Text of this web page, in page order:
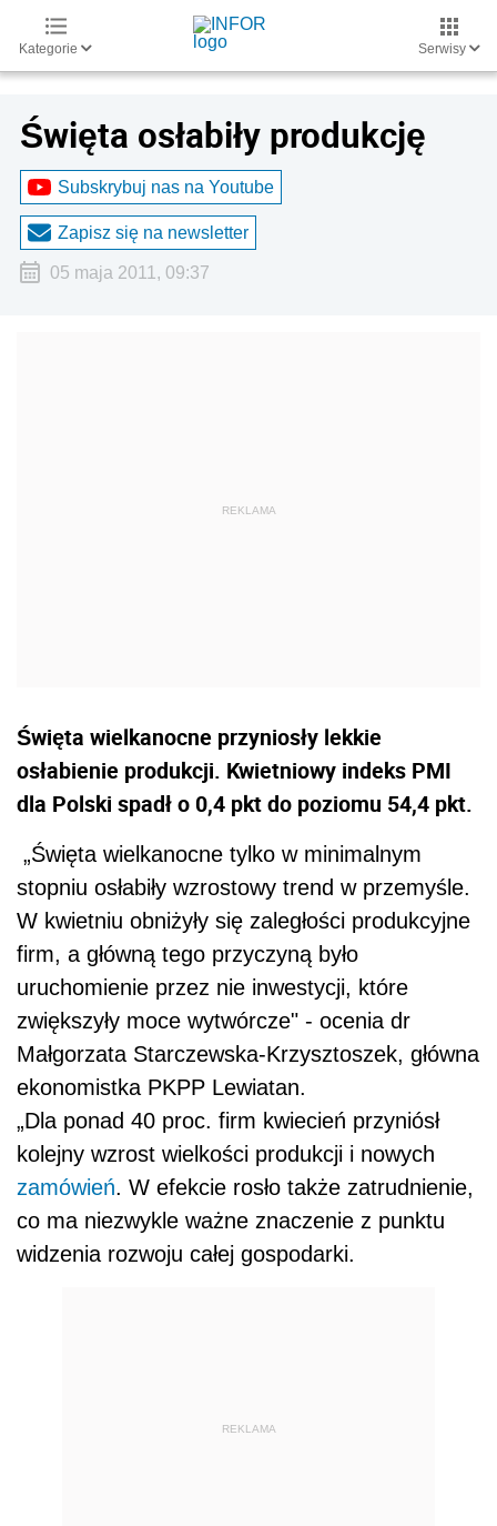
Kategorie Serwisy
Święta osłabiły produkcję
Subskrybuj nas na Youtube
Zapisz się na newsletter
05 maja 2011, 09:37
Święta wielkanocne przyniosły lekkie
osłabienie produkcji. Kwietniowy indeks PMI
dla Polski spadł o 0,4 pkt do poziomu 54,4 pkt.
„Święta wielkanocne tylko w minimalnym
stopniu osłabiły wzrostowy trend w przemyśle.
W kwietniu obniżyły się zaległości produkcyjne
firm, a główną tego przyczyną było
uruchomienie przez nie inwestycji, które
zwiększyły moce wytwórcze" - ocenia dr
Małgorzata Starczewska-Krzysztoszek, główna
ekonomistka PKPP Lewiatan.
„Dla ponad 40 proc. firm kwiecień przyniósł
kolejny wzrost wielkości produkcji i nowych
zamówień. W efekcie rosło także zatrudnienie,
co ma niezwykle ważne znaczenie z punktu
widzenia rozwoju całej gospodarki.
REKLAMA